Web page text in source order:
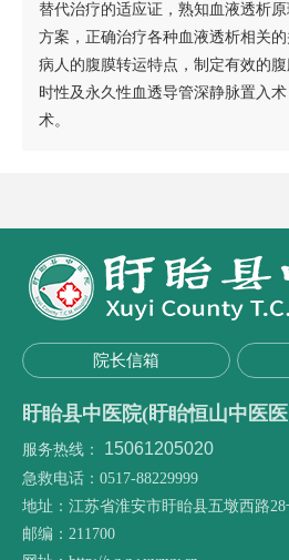
替代治疗的适应证，熟知血液透析
方案，正确治疗各种血液透析相关
病人的腹膜转运特点，制定有效的
时性及永久性血透导管深静脉置入
术。
院长信箱
盱眙县中医院(盱眙恒山中医
服务热线： 15061205020
急救电话：0517-88229999
地址：江苏省淮安市盱眙县五墩西路28
邮编：211700